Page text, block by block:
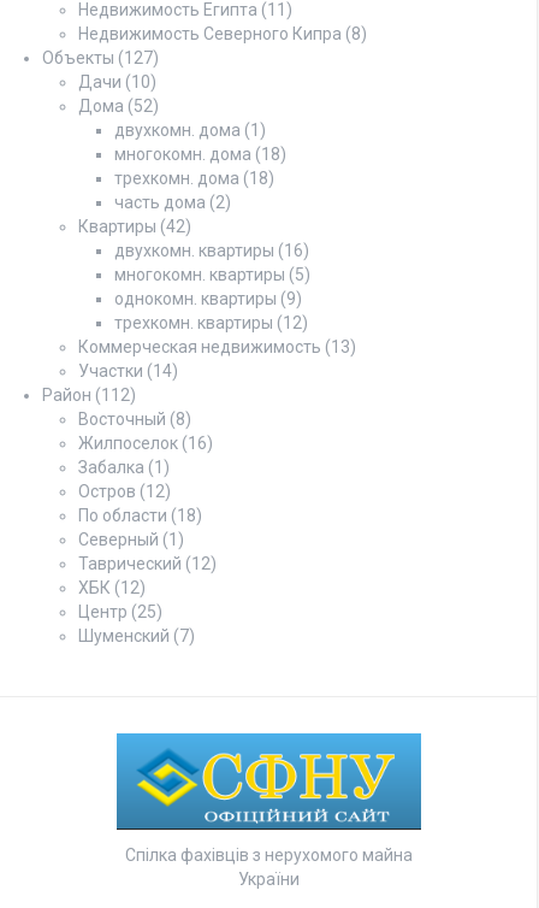
Недвижимость Египта (11)
Недвижимость Северного Кипра (8)
Объекты (127)
Дачи (10)
Дома (52)
двухкомн. дома (1)
многокомн. дома (18)
трехкомн. дома (18)
часть дома (2)
Квартиры (42)
двухкомн. квартиры (16)
многокомн. квартиры (5)
однокомн. квартиры (9)
трехкомн. квартиры (12)
Коммерческая недвижимость (13)
Участки (14)
Район (112)
Восточный (8)
Жилпоселок (16)
Забалка (1)
Остров (12)
По области (18)
Северный (1)
Таврический (12)
ХБК (12)
Центр (25)
Шуменский (7)
Спілка фахівців з нерухомого майна
України